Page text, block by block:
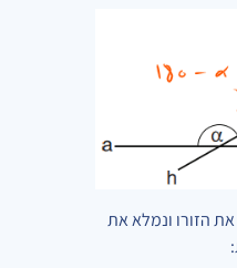
את הזורו ונמלא את